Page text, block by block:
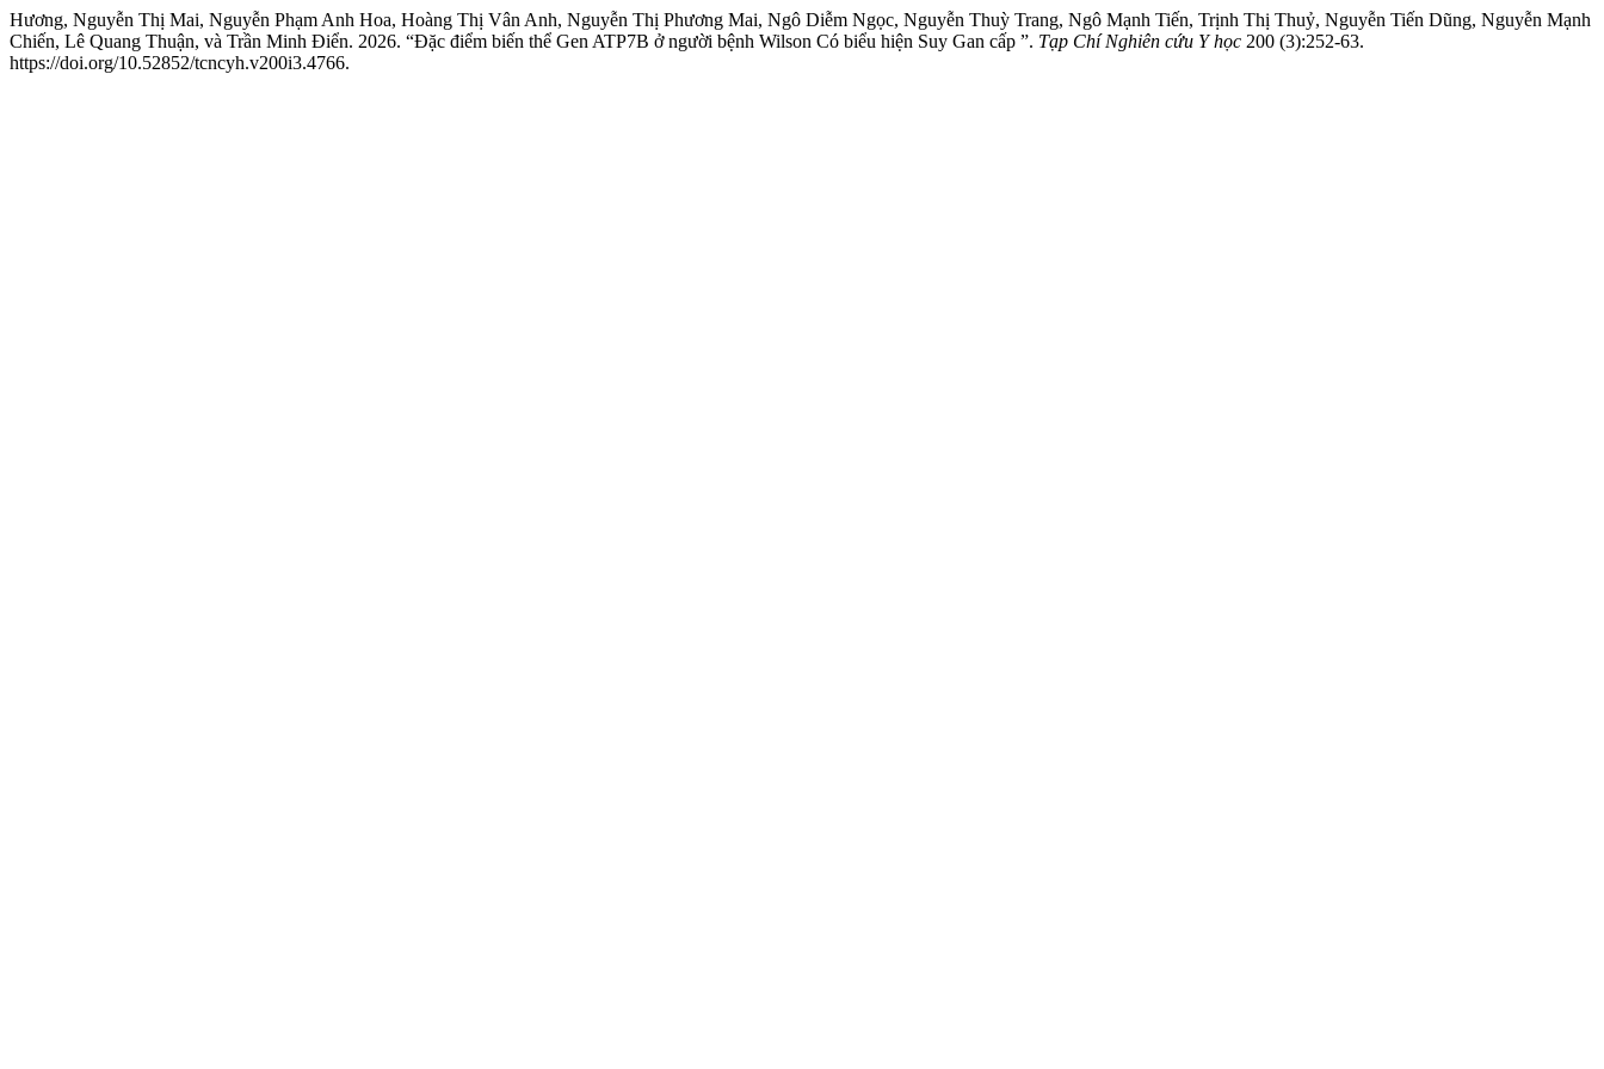
Hương, Nguyễn Thị Mai, Nguyễn Phạm Anh Hoa, Hoàng Thị Vân Anh, Nguyễn Thị Phương Mai, Ngô Diễm Ngọc, Nguyễn Thuỳ Trang, Ngô Mạnh Tiến, Trịnh Thị Thuỷ, Nguyễn Tiến Dũng, Nguyễn Mạnh
Chiến, Lê Quang Thuận, và Trần Minh Điển. 2026. “Đặc điểm biến thể Gen ATP7B ở người bệnh Wilson Có biểu hiện Suy Gan cấp ”. Tạp Chí Nghiên cứu Y học 200 (3):252-63.
https://doi.org/10.52852/tcncyh.v200i3.4766.